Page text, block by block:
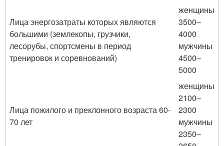
Лица энергозатраты которых являются
большими (землекопы, грузчики,
лесорубы, спортсмены в период
тренировок и соревнований)
женщины
3500–
4000
мужчины
4500–
5000
Лица пожилого и преклонного возраста 60-
70 лет
женщины
2100–
2300
мужчины
2350–